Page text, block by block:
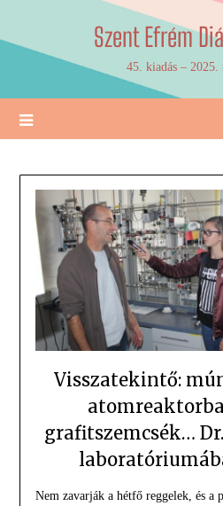
content
Szent Efrém
45. kiadás – 2025.
Visszatekintő:
grafitszemcsék…
Nem zavarják a hétfő reggelek, és a